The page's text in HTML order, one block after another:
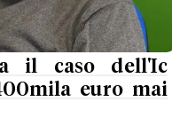
il caso dell'Ic
euro mai